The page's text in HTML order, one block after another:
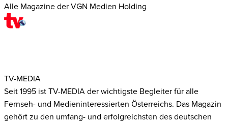
Alle Magazine der VGN Medien Holding
TV-MEDIA
Seit 1995 ist TV-MEDIA der wichtigste Begleiter für alle
Fernseh- und Medieninteressierten Österreichs. Das Magazin
gehört zu den umfang- und erfolgreichsten des deutschen